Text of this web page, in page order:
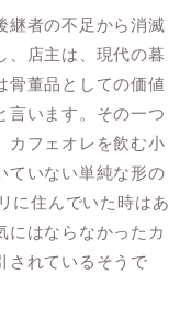
者の不足から消滅
、店主は、現代の暮
骨董品としての価値
言います。その一つ
カフェオレを飲む小
ていない単純な形の
に住んでいた時はあ
にはならなかったカ
されているそうで